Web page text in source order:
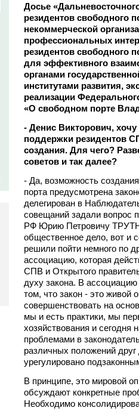
Досье
резидентов свободного
некоммерческой
профессиональных
резидентов свободного
для эффективного
органами
институтами развития,
реализации
«О свободном порте
- Денис Викторович,
поддержки резидентов
создания. Для чего?
советов и так далее?
- Да, возможность
порта предусмотрена
делегирован в
совещаний задали вопрос
РФ Юрию Петровичу
общественное дело, вот и
решили пойти немного по
ассоциацию, которая
СПВ и Открытого
духу закона. В
том, что закон - это живой
совершенствовать на
мы и есть практики, мы
хозяйствования и сегодня
проблемами в
различных положений
урегулировано
В принципе, это мировой
обсуждают конкретные
Необходимо